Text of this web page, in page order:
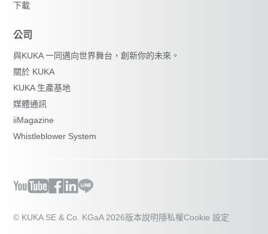
下載
公司
與KUKA 一同邁向世界舞台，創新你的未來。
關於 KUKA
KUKA 生產基地
媒體通訊
iiMagazine
Whistleblower System
© KUKA SE & Co. KGaA 2026版本說明 隱私權Cookie 設定